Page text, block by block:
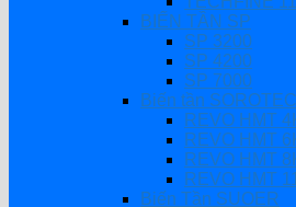
BIẾN TẦN SP
SP 3200
SP 4200
SP 7000
Biến tần SOROTEC
REVO HMT
REVO HMT
REVO HMT
REVO HMT
Biến Tần SUOER